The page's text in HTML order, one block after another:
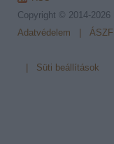
Copyright © 2014-2026
Adatvédelem
ÁSZF
Süti beállítások